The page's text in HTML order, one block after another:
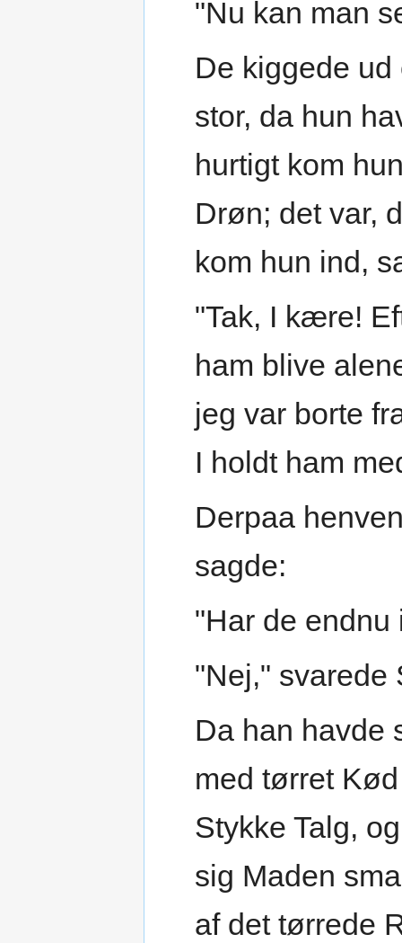
"Nu kan man
De kiggede
stor, da hun
hurtigt kom
Drøn; det var,
kom hun ind,
"Tak, I kære!
ham blive
jeg var borte
I holdt ham
Derpaa
sagde:
"Har de endnu
"Nej," svarede
Da han havde
med tørret
Stykke Talg,
sig Maden
af det tørrede